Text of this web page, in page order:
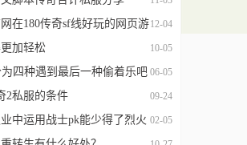
12-04
在180传奇sf线好玩的网页游
10-05
加轻松
06-05
四种遇到最后一种偷着乐吧
09-24
2私服的条件
02-05
中运用战士pk能少得了烈火